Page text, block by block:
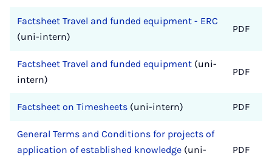
Factsheet Travel and funded equipment - ERC
(uni-intern)
PDF
Factsheet Travel and funded equipment (uni-
intern)
PDF
Factsheet on Timesheets (uni-intern) PDF
General Terms and Conditions for projects of
application of established knowledge (uni-
PDF